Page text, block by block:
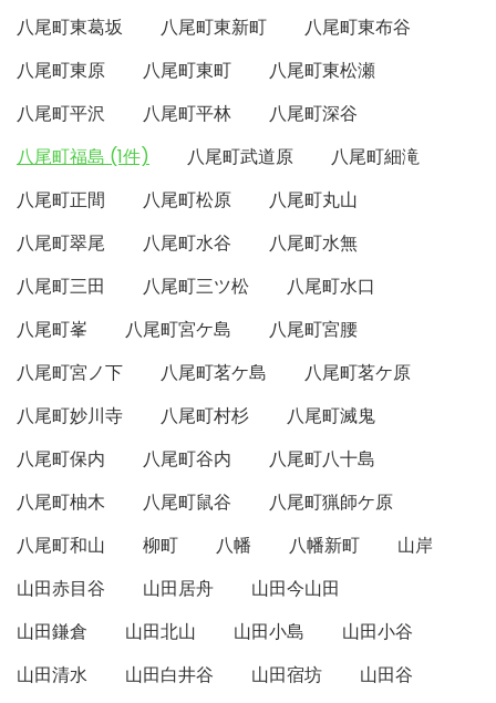
八尾町東葛坂
八尾町東新町
八尾町東布谷
八尾町東原
八尾町東町
八尾町東松瀬
八尾町平沢
八尾町平林
八尾町深谷
八尾町福島 (1件)
八尾町武道原
八尾町細滝
八尾町正間
八尾町松原
八尾町丸山
八尾町翠尾
八尾町水谷
八尾町水無
八尾町三田
八尾町三ツ松
八尾町水口
八尾町峯
八尾町宮ケ島
八尾町宮腰
八尾町宮ノ下
八尾町茗ケ島
八尾町茗ケ原
八尾町妙川寺
八尾町村杉
八尾町滅鬼
八尾町保内
八尾町谷内
八尾町八十島
八尾町柚木
八尾町鼠谷
八尾町猟師ケ原
八尾町和山
柳町 八幡 八幡新町
山岸
山田赤目谷
山田居舟
山田今山田
山田鎌倉
山田北山 山田小島
山田小谷
山田清水
山田白井谷 山田宿坊
山田谷